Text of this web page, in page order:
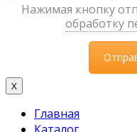
Нажимая кнопку
обработку
X
Главная
Каталог